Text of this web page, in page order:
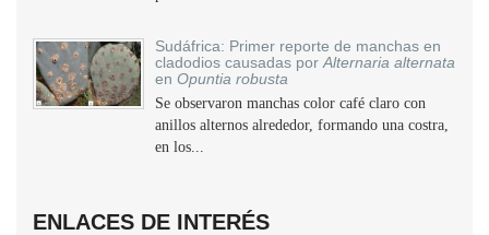
Sudáfrica: Primer reporte de manchas en
cladodios causadas por Alternaria alternata
en Opuntia robusta
Se observaron manchas color café claro con
anillos alternos alrededor, formando una costra,
en los...
ENLACES DE INTERÉS